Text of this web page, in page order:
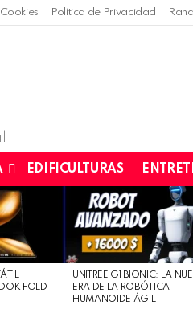
Política de Privacidad
EDIFICULTURAS
FOLD
UNITREE G1 BIONIC: LA
ERA DE LA ROBÓTICA
HUMANOIDE ÁGIL